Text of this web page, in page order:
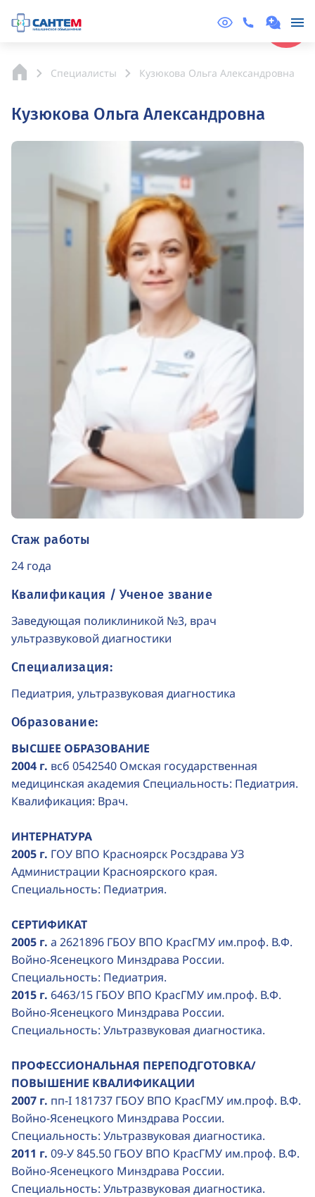
Специалисты Кузюкова Ольга Александровна
Кузюкова Ольга Александровна
Стаж работы
24 года
Квалификация / Ученое звание
Заведующая поликлиникой №3, врач
ультразвуковой диагностики
Специализация:
Педиатрия, ультразвуковая диагностика
Образование:
ВЫСШЕЕ ОБРАЗОВАНИЕ
2004 г. всб 0542540 Омская государственная
медицинская академия Специальность: Педиатрия.
Квалификация: Врач.
ИНТЕРНАТУРА
2005 г. ГОУ ВПО Красноярск Росздрава УЗ
Администрации Красноярского края.
Специальность: Педиатрия.
СЕРТИФИКАТ
2005 г. а 2621896 ГБОУ ВПО КрасГМУ им.проф. В.Ф.
Войно-Ясенецкого Минздрава России.
Специальность: Педиатрия.
2015 г. 6463/15 ГБОУ ВПО КрасГМУ им.проф. В.Ф.
Войно-Ясенецкого Минздрава России.
Специальность: Ультразвуковая диагностика.
ПРОФЕССИОНАЛЬНАЯ ПЕРЕПОДГОТОВКА/
ПОВЫШЕНИЕ КВАЛИФИКАЦИИ
2007 г. пп-I 181737 ГБОУ ВПО КрасГМУ им.проф. В.Ф.
Войно-Ясенецкого Минздрава России.
Специальность: Ультразвуковая диагностика.
2011 г. 09-У 845.50 ГБОУ ВПО КрасГМУ им.проф. В.Ф.
Войно-Ясенецкого Минздрава России.
Специальность: Ультразвуковая диагностика.
Online
Запись